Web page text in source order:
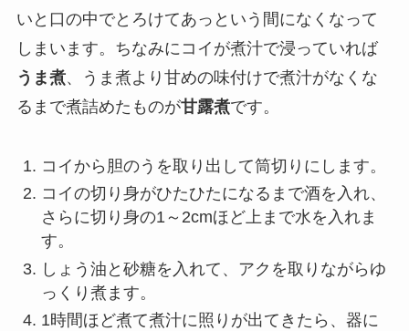
いと口の中でとろけてあっという間になくなって
しまいます。ちなみにコイが煮汁で浸っていれば
うま煮、うま煮より甘めの味付けで煮汁がなくな
るまで煮詰めたものが甘露煮です。
コイから胆のうを取り出して筒切りにします。
コイの切り身がひたひたになるまで酒を入れ、
さらに切り身の1～2cmほど上まで水を入れま
す。
しょう油と砂糖を入れて、アクを取りながらゆ
っくり煮ます。
1時間ほど煮て煮汁に照りが出てきたら、器に